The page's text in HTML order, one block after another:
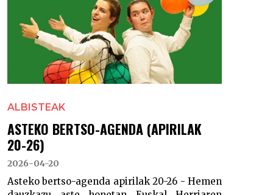
ALBISTEAK
ASTEKO BERTSO-AGENDA (APIRILAK
20-26)
2026-04-20
Asteko bertso-agenda apirilak 20-26 - Hemen